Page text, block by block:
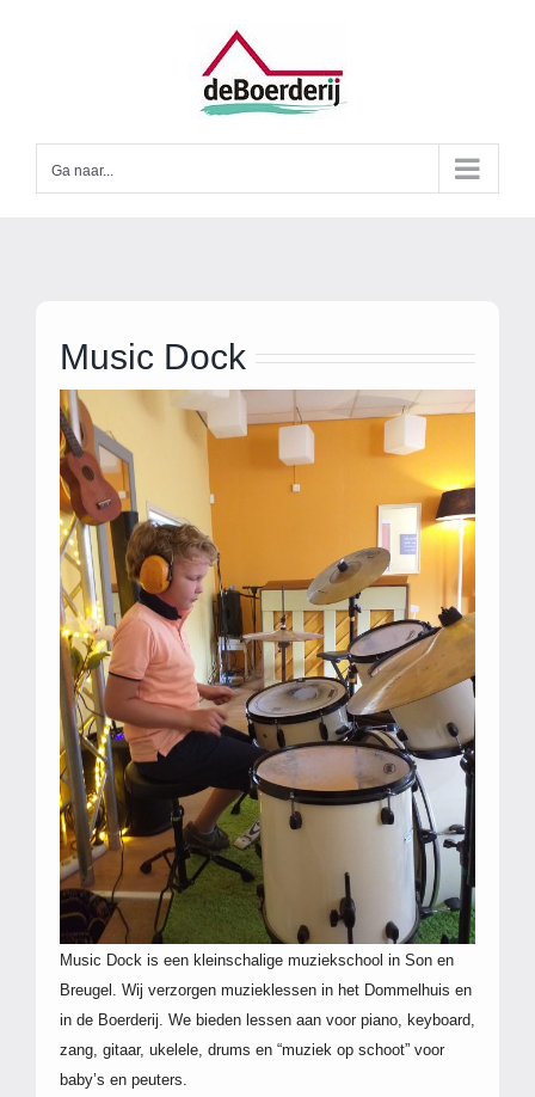
Ga naar...
Music Dock
Music Dock is een kleinschalige muziekschool in Son en
Breugel. Wij verzorgen muzieklessen in het Dommelhuis en
in de Boerderij. We bieden lessen aan voor piano, keyboard,
zang, gitaar, ukelele, drums en “muziek op schoot” voor
baby’s en peuters.